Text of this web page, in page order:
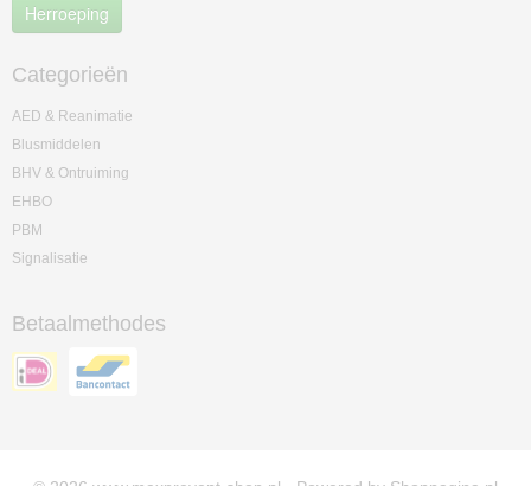
Herroeping
Categorieën
AED & Reanimatie
Blusmiddelen
BHV & Ontruiming
EHBO
PBM
Signalisatie
Betaalmethodes